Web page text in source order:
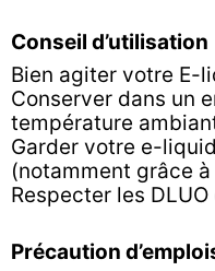
Conseil d’utilisation
Bien agiter votre E-
Conserver dans un
température
Garder votre e-
(notamment grâce
Respecter les
Précaution